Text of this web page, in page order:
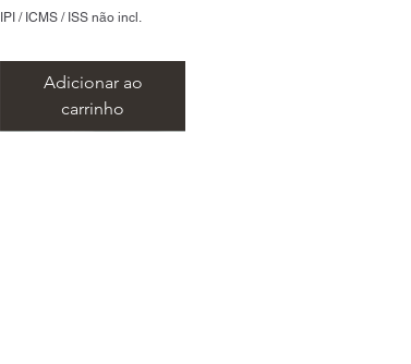
IPI / ICMS / ISS não incl.
Adicionar ao
carrinho